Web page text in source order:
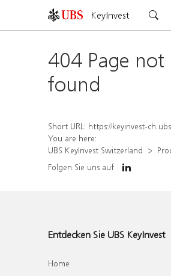
KeyInvest
404 Page not
found
Short URL: https://keyinvest-ch.ubs.com/produkt/detail/
You are here:
UBS KeyInvest Switzerland
Folgen Sie uns auf
Entdecken Sie UBS KeyInvest
Home